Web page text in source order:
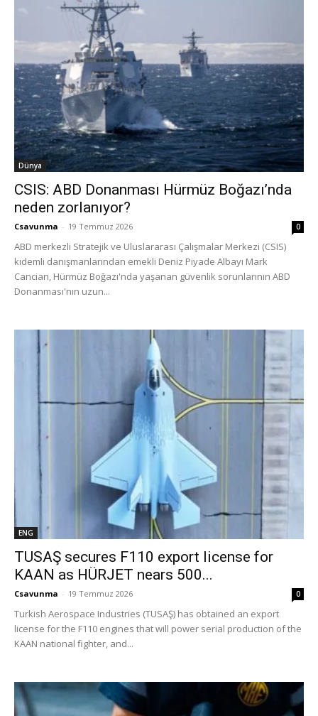
Dünya
CSIS: ABD Donanması Hürmüz Boğazı’nda
neden zorlanıyor?
Csavunma - 19 Temmuz 2026 0
ABD merkezli Stratejik ve Uluslararası Çalışmalar Merkezi (CSIS)
kıdemli danışmanlarından emekli Deniz Piyade Albayı Mark
Cancian, Hürmüz Boğazı'nda yaşanan güvenlik sorunlarının ABD
Donanması'nın uzun...
ENG
TUSAŞ secures F110 export license for
KAAN as HÜRJET nears 500...
Csavunma - 19 Temmuz 2026 0
Turkish Aerospace Industries (TUSAŞ) has obtained an export
license for the F110 engines that will power serial production of the
KAAN national fighter, and...